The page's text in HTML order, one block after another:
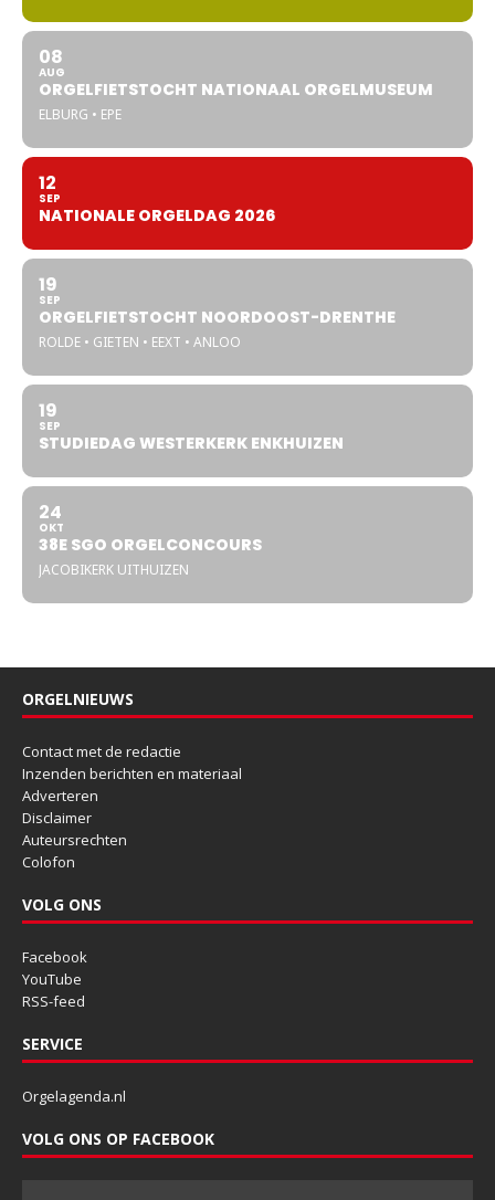
08
AUG
ORGELFIETSTOCHT NATIONAAL ORGELMUSEUM
ELBURG • EPE
12
SEP
NATIONALE ORGELDAG 2026
19
SEP
ORGELFIETSTOCHT NOORDOOST-DRENTHE
ROLDE • GIETEN • EEXT • ANLOO
19
SEP
STUDIEDAG WESTERKERK ENKHUIZEN
24
OKT
38E SGO ORGELCONCOURS
JACOBIKERK UITHUIZEN
ORGELNIEUWS
Contact met de redactie
Inzenden berichten en materiaal
Adverteren
Disclaimer
Auteursrechten
Colofon
VOLG ONS
Facebook
YouTube
RSS-feed
SERVICE
Orgelagenda.nl
VOLG ONS OP FACEBOOK